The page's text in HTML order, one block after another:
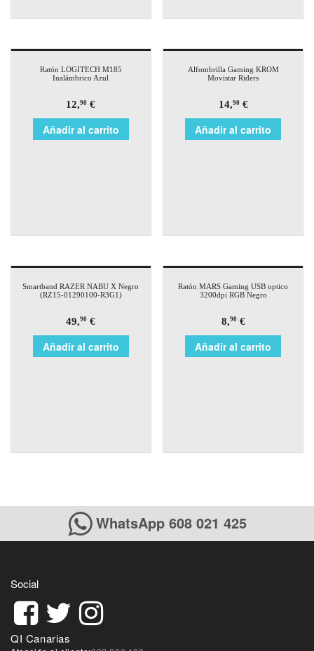
Ratón LOGITECH M185
Inalámbrico Azul
12,90 €
Añadir al carrito
Alfombrilla Gaming KROM
Movistar Riders
14,90€
Añadir al carrito
Smartband RAZER NABU X Negro
(RZ15-01290100-R3G1)
49,90 €
Añadir al carrito
Ratón MARS Gaming USB optico
3200dpi RGB Negro
8,90€
Añadir al carrito
WhatsApp 608 021 425
Social
QI Canarias